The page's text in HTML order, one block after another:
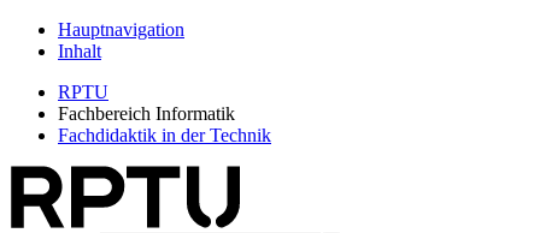
Hauptnavigation
Inhalt
RPTU
Fachbereich Informatik
Fachdidaktik in der Technik